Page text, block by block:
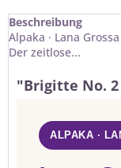
Beschreibung
Alpaka · Lana
Der zeitlose...
"Brigitte No.
ALPAKA ·